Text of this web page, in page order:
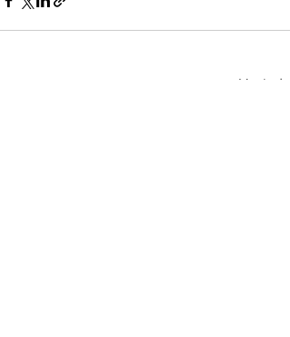
Ver tudo